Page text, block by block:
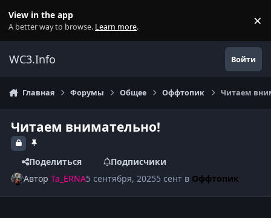
View in the app
A better way to browse. Learn more. ×
WC3.Info Войти
Главная Форумы Общее Оффтопик Читаем
Читаем внимательно!
Поделиться
Подписчики
АвторTa_ERNA5 сентября, 20255 сент в Оффтопик